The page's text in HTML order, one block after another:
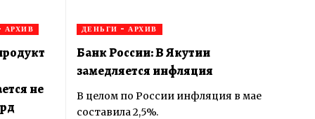
АРХИВ
не
ДЕНЬГИ - АРХИВ
Банк России: В Якутии
замедляется инфляция
В целом по России инфляция в мае
составила 2,5%.